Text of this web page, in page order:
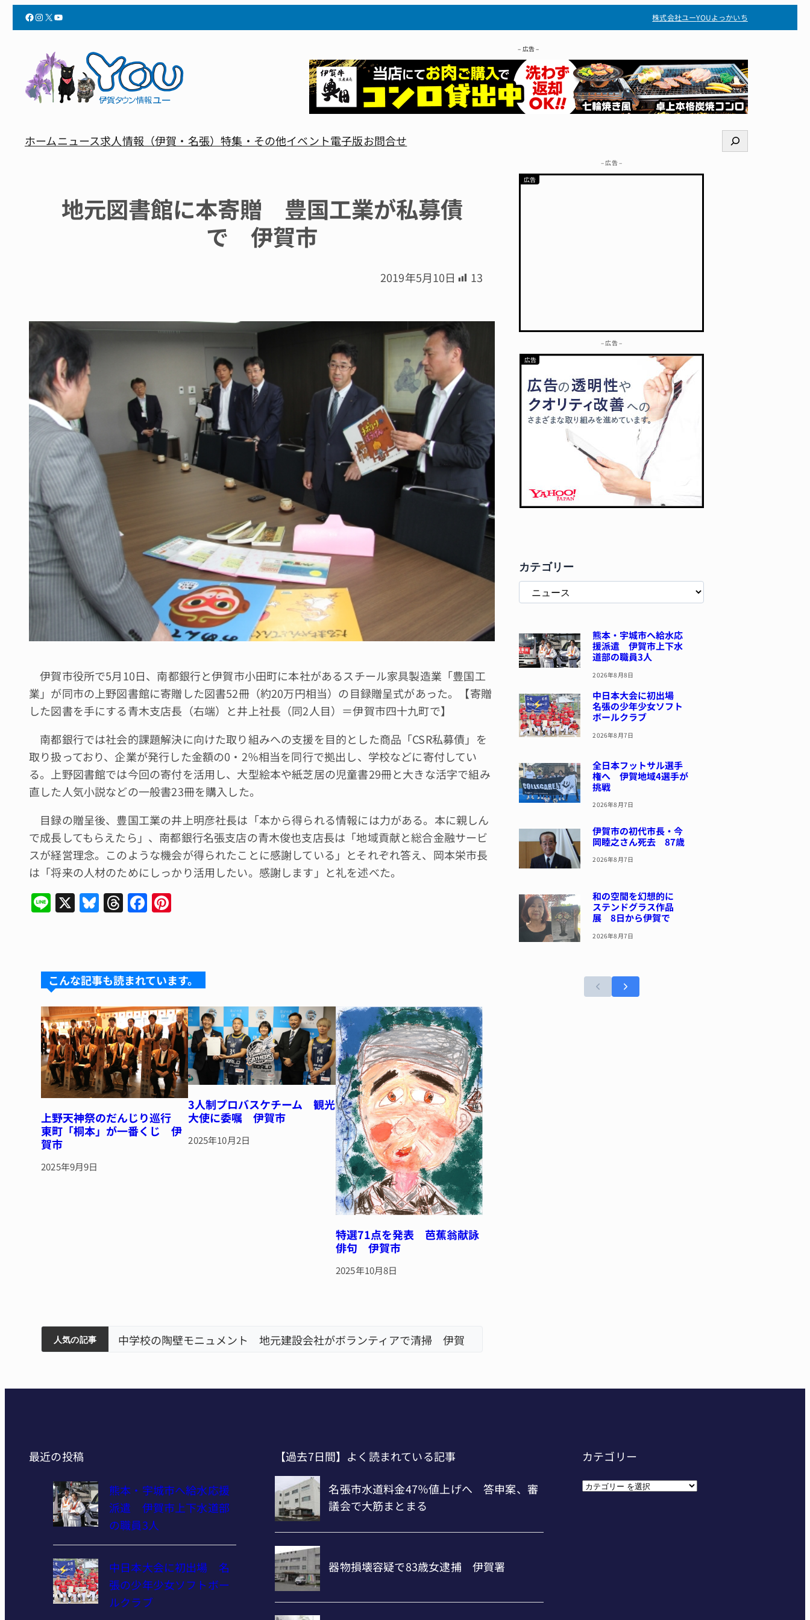
Facebook InstagramX YouTube 株式会社ユーYOUよっかいち
– 広告 –
ホームニュース求人情報（伊賀・名張）特集・その他イベント電子版お問合せ
検
索
地元図書館に本寄贈 豊国工業が私募債
で 伊賀市
2019年5月10日 13
伊賀市役所で5月10日、南都銀行と伊賀市小田町に本社があるスチール家具製造業「豊国工
業」が同市の上野図書館に寄贈した図書52冊（約20万円相当）の目録贈呈式があった。【寄贈
した図書を手にする青木支店長（右端）と井上社長（同2人目）＝伊賀市四十九町で】
南都銀行では社会的課題解決に向けた取り組みへの支援を目的とした商品「CSR私募債」を
取り扱っており、企業が発行した金額の0・2％相当を同行で拠出し、学校などに寄付してい
る。上野図書館では今回の寄付を活用し、大型絵本や紙芝居の児童書29冊と大きな活字で組み
直した人気小説などの一般書23冊を購入した。
目録の贈呈後、豊国工業の井上明彦社長は「本から得られる情報には力がある。本に親しん
で成長してもらえたら」、南都銀行名張支店の青木俊也支店長は「地域貢献と総合金融サービ
スが経営理念。このような機会が得られたことに感謝している」とそれぞれ答え、岡本栄市長
は「将来の人材のためにしっかり活用したい。感謝します」と礼を述べた。
Li
n
X Bl
u
k
y
T
hr
d
s
F
a
b
o
o
k
st
こんな記事も読まれています。
上野天神祭のだんじり巡行
東町「桐本」が一番くじ 伊
賀市
2025年9月9日
3人制プロバスケチーム 観光
大使に委嘱 伊賀市
2025年10月2日
特選71点を発表 芭蕉翁献詠
俳句 伊賀市
2025年10月8日
人気の記事 中学校の陶壁モニュメント 地元建設会社がボランティアで清掃 伊賀
– 広告 –
– 広告 –
カテゴリー
熊本・宇城市へ給水応
援派遣 伊賀市上下水
道部の職員3人
2026年8月8日
中日本大会に初出場
名張の少年少女ソフト
ボールクラブ
2026年8月7日
全日本フットサル選手
権へ 伊賀地域4選手が
挑戦
2026年8月7日
伊賀市の初代市長・今
岡睦之さん死去 87歳
2026年8月7日
和の空間を幻想的に
ステンドグラス作品
展 8日から伊賀で
2026年8月7日
最近の投稿
熊本・宇城市へ給水応援
派遣 伊賀市上下水道部
の職員3人
中日本大会に初出場 名
張の少年少女ソフトボー
ルクラブ
【過去7日間】よく読まれている記事
カテゴリー
カ